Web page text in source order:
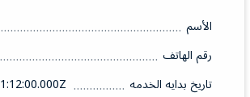
الأسم
رقم الهاتف
تاريخ بدايه الخدمه